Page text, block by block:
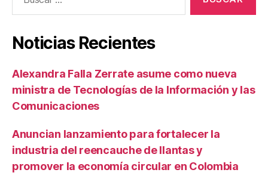
Noticias Recientes
Alexandra Falla Zerrate asume como nueva
ministra de Tecnologías de la Información y las
Comunicaciones
Anuncian lanzamiento para fortalecer la
industria del reencauche de llantas y
promover la economía circular en Colombia